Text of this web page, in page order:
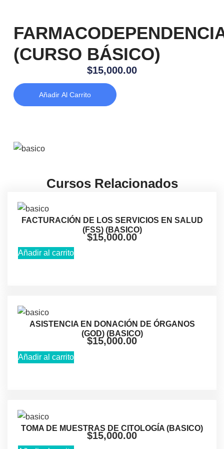
(CURSO BÁSICO)
$15,000.00
Añadir Al Carrito
Cursos Relacionados
FACTURACIÓN DE LOS SERVICIOS EN SALUD
(FSS) (BASICO)
$15,000.00
Añadir al carrito
ASISTENCIA EN DONACIÓN DE ÓRGANOS
(GOD) (BASICO)
$15,000.00
Añadir al carrito
TOMA DE MUESTRAS DE CITOLOGÍA (BASICO)
$15,000.00